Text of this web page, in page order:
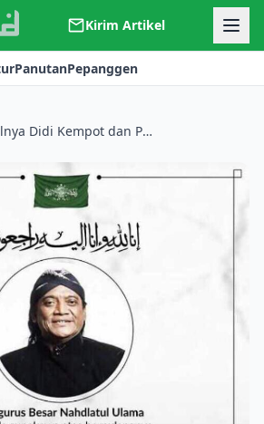
Kirim Artikel
PanutanPepanggen
Meninggalnya Didi Kempot dan Pesan Gus Baha tentang Kematian